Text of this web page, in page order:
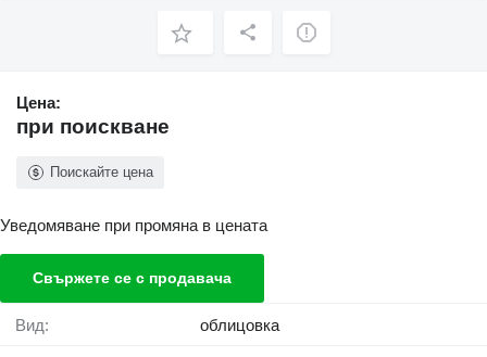
Цена:
при поискване
Поискайте цена
Уведомяване при промяна в цената
Свържете се с продавача
Вид: облицовка